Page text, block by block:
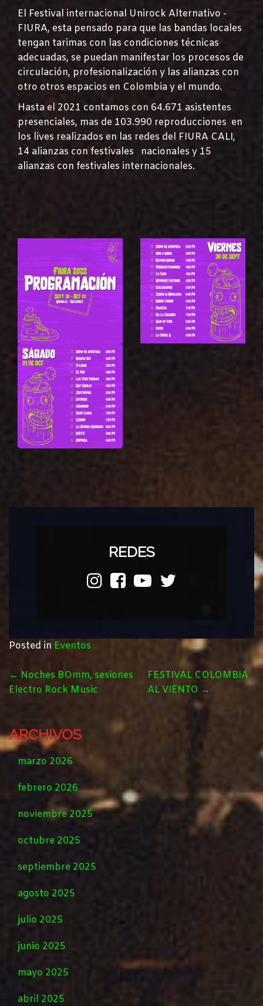
El Festival internacional Unirock Alternativo -
FIURA, esta pensado para que las bandas locales
tengan tarimas con las condiciones técnicas
adecuadas, se puedan manifestar los procesos de
circulación, profesionalización y las alianzas con
otro otros espacios en Colombia y el mundo.
Hasta el 2021 contamos con 64.671 asistentes
presenciales, mas de 103.990 reproducciones en
los lives realizados en las redes del FIURA CALI,
14 alianzas con festivales nacionales y 15
alianzas con festivales internacionales.
REDES
Posted in Eventos
POST
NAVIGATION
← Noches BOmm, sesiones
Electro Rock Music
FESTIVAL COLOMBIA
AL VIENTO →
ARCHIVOS
marzo 2026
febrero 2026
noviembre 2025
octubre 2025
septiembre 2025
agosto 2025
julio 2025
junio 2025
mayo 2025
abril 2025